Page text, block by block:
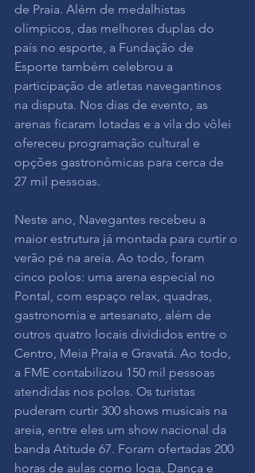
de Praia. Além de medalhistas
olímpicos, das melhores duplas do
país no esporte, a Fundação de
Esporte também celebrou a
participação de atletas navegantinos
na disputa. Nos dias de evento, as
arenas ficaram lotadas e a vila do vôlei
ofereceu programação cultural e
opções gastronômicas para cerca de
27 mil pessoas.
Neste ano, Navegantes recebeu a
maior estrutura já montada para curtir o
verão pé na areia. Ao todo, foram
cinco polos: uma arena especial no
Pontal, com espaço relax, quadras,
gastronomia e artesanato, além de
outros quatro locais divididos entre o
Centro, Meia Praia e Gravatá. Ao todo,
a FME contabilizou 150 mil pessoas
atendidas nos polos. Os turistas
puderam curtir 300 shows musicais na
areia, entre eles um show nacional da
banda Atitude 67. Foram ofertadas 200
horas de aulas como Ioga, Dança e